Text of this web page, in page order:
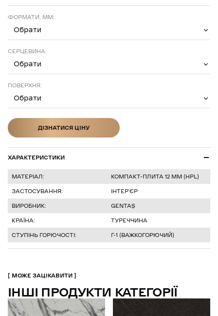
ФОРМАТИ, ММ:
Обрати
СЕРЦЕВИНА:
Обрати
ПОВЕРХНЯ:
Обрати
ДІЗНАТИСЯ ЦІНУ
ХАРАКТЕРИСТИКИ
МАТЕРІАЛ:
КОМПАКТ-ПЛИТА 12 ММ (HPL)
ЗАСТОСУВАННЯ:
ІНТЕР’ЄР
ВИРОБНИК:
GENTAŞ
КРАЇНА:
ТУРЕЧЧИНА
СТУПІНЬ ГОРЮЧОСТІ:
Г-1 (ВАЖКОГОРЮЧИЙ)
МОЖЕ ЗАЦІКАВИТИ
ІНШІ ПРОДУКТИ КАТЕГОРІЇ